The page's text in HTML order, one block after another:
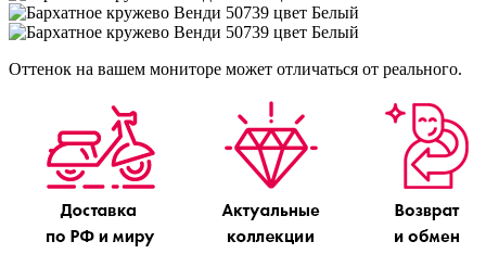
Оттенок на вашем мониторе может отличаться от реального.